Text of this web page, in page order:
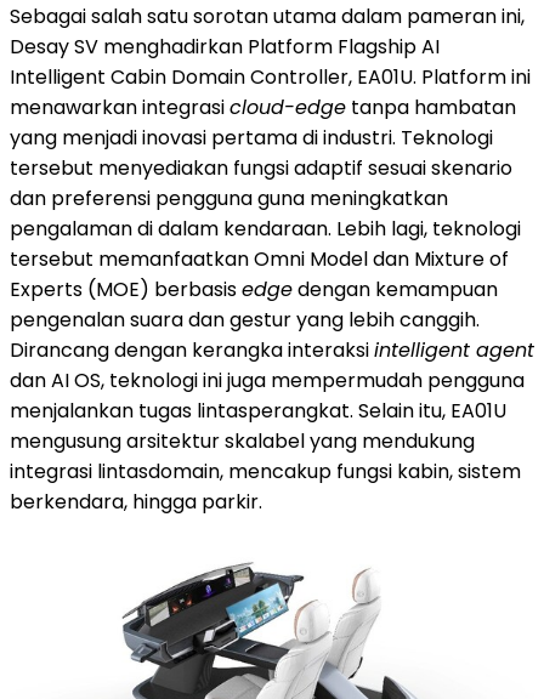
Sebagai salah satu sorotan utama dalam pameran ini,
Desay SV menghadirkan Platform Flagship AI
Intelligent Cabin Domain Controller, EA01U. Platform ini
menawarkan integrasicloud-edge tanpa hambatan
yang menjadi inovasi pertama di industri. Teknologi
tersebut menyediakan fungsi adaptif sesuai skenario
dan preferensi pengguna guna meningkatkan
pengalaman di dalam kendaraan. Lebih lagi, teknologi
tersebut memanfaatkan Omni Model dan Mixture of
Experts (MOE) berbasisedgedengan kemampuan
pengenalan suara dan gestur yang lebih canggih.
Dirancang dengan kerangka interaksiintelligent agent
dan AI OS, teknologi ini juga mempermudah pengguna
menjalankan tugas lintasperangkat. Selain itu, EA01U
mengusung arsitektur skalabel yang mendukung
integrasi lintasdomain, mencakup fungsi kabin, sistem
berkendara, hingga parkir.